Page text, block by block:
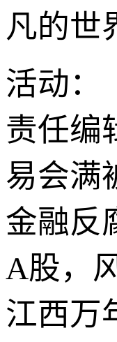
凡的世
活动：
责任编
易会满
金融反
A股，
江西万